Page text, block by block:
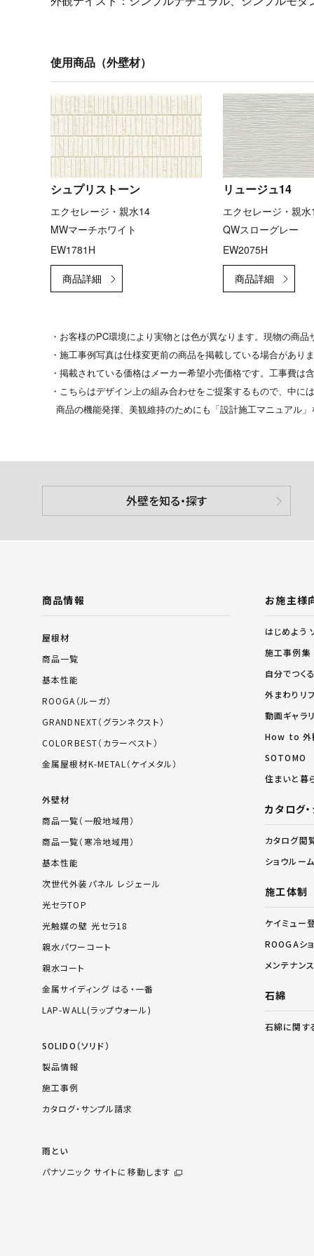
使用商品（外壁材）
シュプリストーン
エクセレージ・親水14
MWマーチホワイト
EW1781H
リュージュ14
エクセレージ・親水
QWスローグレー
EW2075H
・お客様のPC環境により実物とは色が異なります。現物の商
・施工事例写真は仕様変更前の商品を掲載している場合があり
・掲載されている価格はメーカー希望小売価格です。工事費は
・こちらはデザイン上の組み合わせをご提案するもので、中
商品の機能発揮、美観維持のためにも「設計施工マニュアル
外壁を知る・探す
商品情報
屋根材
商品一覧
基本性能
ROOGA（ルーガ）
GRANDNEXT（グランネクスト）
COLORBEST（カラーベスト）
金属屋根材K-METAL（ケイメタル）
外壁材
商品一覧（一般地域用）
商品一覧（寒冷地域用）
基本性能
次世代外装パネル レジェール
光セラTOP
光触媒の壁 光セラ18
親水パワーコート
親水コート
金属サイディング はる・一番
LAP-WALL(ラップウォール)
SOLIDO（ソリド）
製品情報
施工事例
カタログ・サンプル請求
雨とい
パナソニック サイトに移動します
お施主様
はじめよう
施工事例集
自分でつく
外まわりリ
動画ギャラ
How to 外
SOTOMO
住まいと暮
カタログ
カタログ閲
ショウルー
施工体制
ケイミュー
ROOGAシ
メンテナン
石綿
石綿に関す